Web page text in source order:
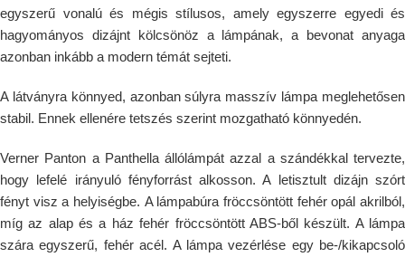
egyszerű vonalú és mégis stílusos, amely egyszerre egyedi és
hagyományos dizájnt kölcsönöz a lámpának, a bevonat anyaga
azonban inkább a modern témát sejteti.
A látványra könnyed, azonban súlyra masszív lámpa meglehetősen
stabil. Ennek ellenére tetszés szerint mozgatható könnyedén.
Verner Panton a Panthella állólámpát azzal a szándékkal tervezte,
hogy lefelé irányuló fényforrást alkosson. A letisztult dizájn szórt
fényt visz a helyiségbe. A lámpabúra fröccsöntött fehér opál akrilból,
míg az alap és a ház fehér fröccsöntött ABS-ből készült. A lámpa
szára egyszerű, fehér acél. A lámpa vezérlése egy be-/kikapcsoló